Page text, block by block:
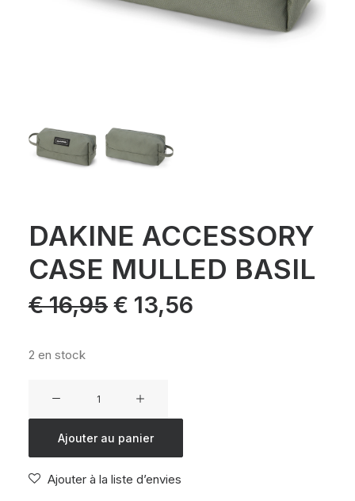
DAKINE ACCESSORY
CASE MULLED BASIL
€16,95 Le
prix
initial
€ 13,56
2 en stock
ACCESSORY
MULLED
Ajouter au panier
Ajouter à la liste d’envies